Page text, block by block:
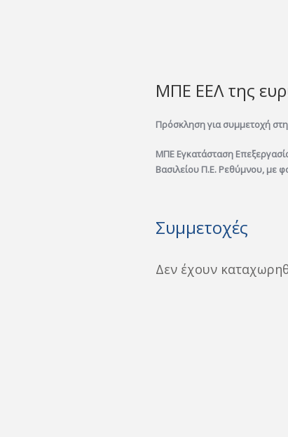
ΜΠΕ ΕΕΛ της
Πρόσκληση για συμμετοχή
ΜΠΕ Εγκατάσταση
Βασιλείου Π.Ε. Ρεθύμνου, με
Συμμετοχές
Δεν έχουν